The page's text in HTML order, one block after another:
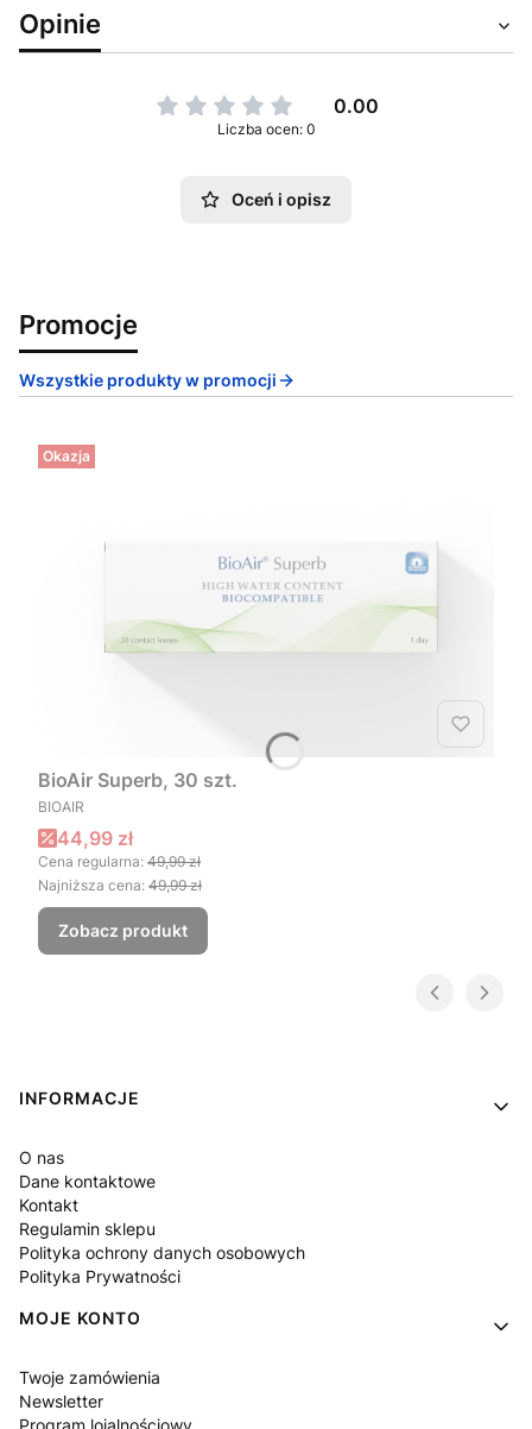
Opinie
0.00
Liczba ocen: 0
Oceń i opisz
Promocje
Wszystkie produkty w promocji
Okazja
BioAir Superb, 30 szt.
PRODUCENT
BIOAIR
Cena promocyjna
44,99 zł
Cena regularna: 49,99 zł
Najniższa cena: 49,99 zł
Zobacz produkt
Linki w stopce
INFORMACJE
O nas
Dane kontaktowe
Kontakt
Regulamin sklepu
Polityka ochrony danych osobowych
Polityka Prywatności
MOJE KONTO
Twoje zamówienia
Newsletter
Program lojalnościowy